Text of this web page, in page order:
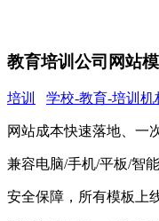
教育培训公司网站
培训 学校-教育-培训机
网站成本快速落地、一
兼容电脑/手机/平板/智
安全保障，所有模板上